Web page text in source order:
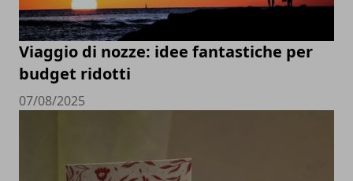
Viaggio di nozze: idee fantastiche per
budget ridotti
07/08/2025